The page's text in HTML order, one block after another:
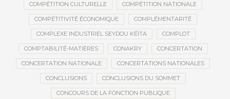
COMPÉTITION CULTURELLE COMPÉTITION NATIONALE
COMPÉTITIVITÉ ÉCONOMIQUE COMPLÉMENTARITÉ
COMPLEXE INDUSTRIEL SEYDOU KÉÏTA COMPLOT
COMPTABILITÉ-MATIÈRES CONAKRY CONCERTATION
CONCERTATION NATIONALE CONCERTATIONS NATIONALES
CONCLUSIONS CONCLUSIONS DU SOMMET
CONCOURS DE LA FONCTION PUBLIQUE